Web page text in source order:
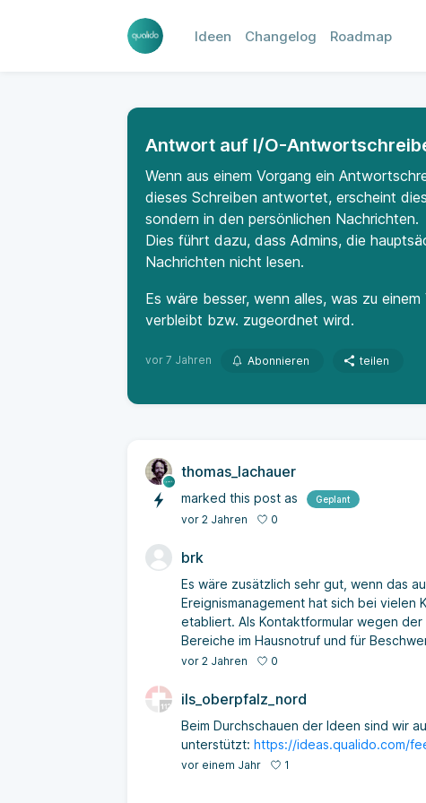
Ideen Changelog Roadmap
Antwort auf I/O-
Wenn aus einem Vorgang ein
dieses Schreiben antwortet, erscheint
sondern in den persönlichen Nachrichten.
Dies führt dazu, dass Admins, die
Nachrichten nicht lesen.
Es wäre besser, wenn alles, was zu
verbleibt bzw. zugeordnet wird.
vor 7 Jahren Abonnieren teilen
thomas_lachauer
marked this post as Geplant
vor 2 Jahren 0
brk
Es wäre zusätzlich sehr gut, wenn das
Ereignismanagement hat sich bei
etabliert. Als Kontaktformular wegen
Bereiche im Hausnotruf und für
vor 2 Jahren 0
ils_oberpfalz_nord
Beim Durchschauen der Ideen sind wir
unterstützt: https://ideas.qualido.com/
vor einem Jahr 1